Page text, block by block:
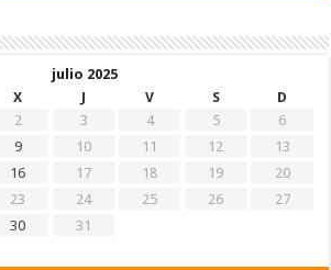
julio 2025
X J V S
D
2 3 4 5
6
9 10 11 12
13
16 17 18 19
20
23 24 25 26
27
30
31